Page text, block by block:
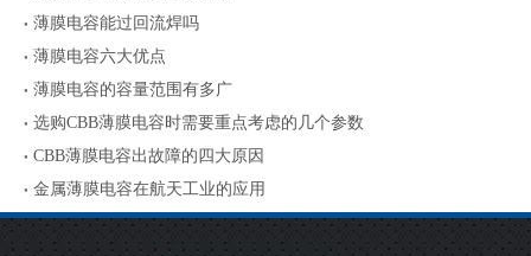
薄膜电容能过回流焊吗
薄膜电容六大优点
薄膜电容的容量范围有多广
选购CBB薄膜电容时需要重点考虑的几个参数
CBB薄膜电容出故障的四大原因
金属薄膜电容在航天工业的应用